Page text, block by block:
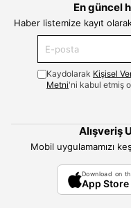
En güncel
Haber listemize kayıt
Kaydolarak Kişisel
Metni'ni kabul etmiş
Alışveriş
Mobil uygulamamızı
Download on
App Store